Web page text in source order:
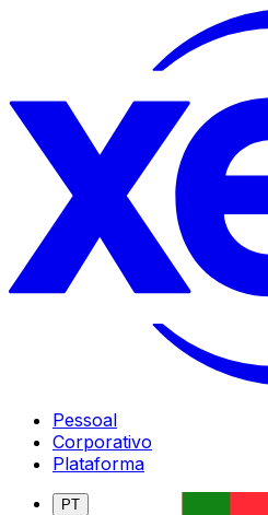
Pessoal
Corporativo
Plataforma
PT